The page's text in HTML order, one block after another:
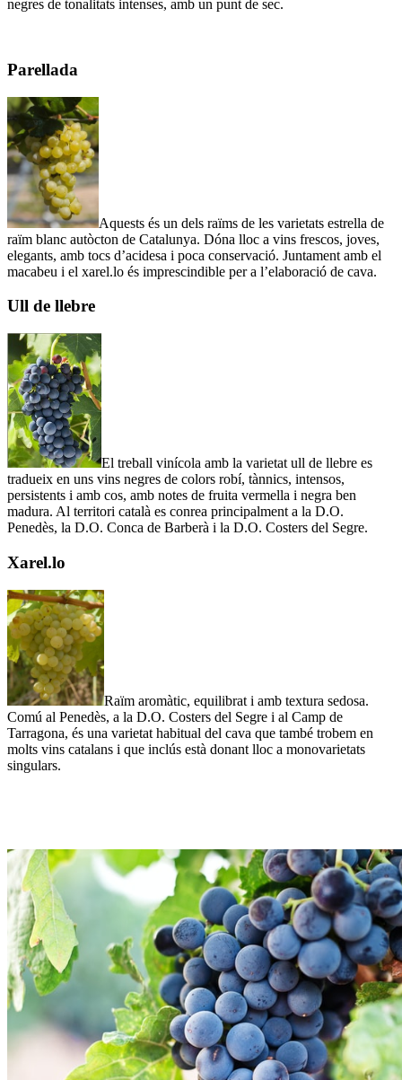
negres de tonalitats intenses, amb un punt de sec.
Parellada
Aquests és un dels raïms de les varietats estrella de
raïm blanc autòcton de Catalunya. Dóna lloc a vins frescos, joves,
elegants, amb tocs d’acidesa i poca conservació. Juntament amb el
macabeu i el xarel.lo és imprescindible per a l’elaboració de cava.
Ull de llebre
El treball vinícola amb la varietat ull de llebre es
tradueix en uns vins negres de colors robí, tànnics, intensos,
persistents i amb cos, amb notes de fruita vermella i negra ben
madura. Al territori català es conrea principalment a la D.O.
Penedès, la D.O. Conca de Barberà i la D.O. Costers del Segre.
Xarel.lo
Raïm aromàtic, equilibrat i amb textura sedosa.
Comú al Penedès, a la D.O. Costers del Segre i al Camp de
Tarragona, és una varietat habitual del cava que també trobem en
molts vins catalans i que inclús està donant lloc a monovarietats
singulars.